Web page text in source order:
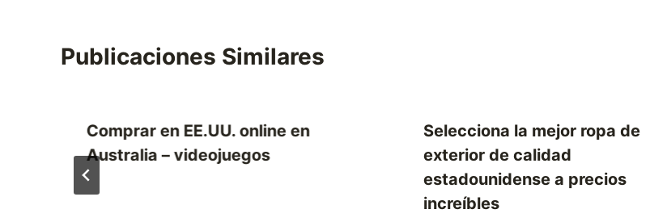
Publicaciones Similares
Comprar en EE.UU. online en
Australia – videojuegos
Selecciona la mejor ropa de
exterior de calidad
estadounidense a precios
increíbles